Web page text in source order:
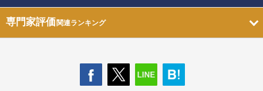
専門家評価関連ランキング